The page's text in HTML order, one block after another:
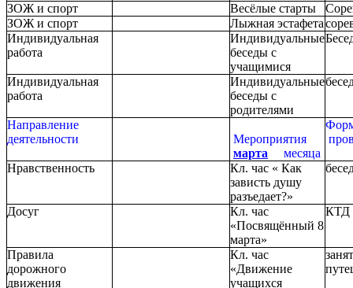
ЗОЖ и спорт Весёлые старты
ЗОЖ и спорт
Лыжная эстафета
Индивидуальная
работа
Индивидуальные
беседы с
учащимися
Индивидуальная
работа
Индивидуальные
беседы с
родителями
Направление
деятельности
Мероприятия
марта
месяца
Нравственность
Кл. час « Как
зависть душу
разъедает?»
Досуг
Кл. час
«Посвящённый 8
марта»
КТД
Правила
дорожного
движения
Кл. час
«Движение
учащихся